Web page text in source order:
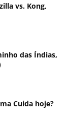
vs. Kong,
das Índias,
Cuida hoje?